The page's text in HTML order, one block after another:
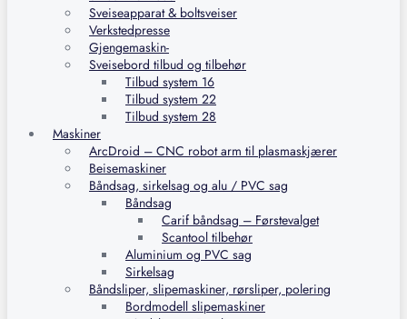
Sveiseapparat & boltsveiser
Verkstedpresse
Gjengemaskin-
Sveisebord tilbud og tilbehør
Tilbud system 16
Tilbud system 22
Tilbud system 28
Maskiner
ArcDroid – CNC robot arm til plasmaskjærer
Beisemaskiner
Båndsag, sirkelsag og alu / PVC sag
Båndsag
Carif båndsag – Førstevalget
Scantool tilbehør
Aluminium og PVC sag
Sirkelsag
Båndsliper, slipemaskiner, rørsliper, polering
Bordmodell slipemaskiner